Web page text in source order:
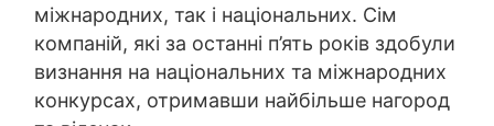
міжнародних, так і національних. Сім
компаній, які за останні п’ять років здобули
визнання на національних та міжнародних
конкурсах, отримавши найбільше нагород